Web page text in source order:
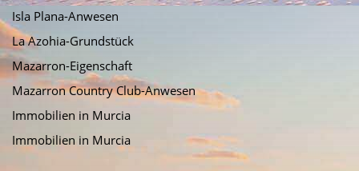
Isla Plana-Anwesen
La Azohia-Grundstück
Mazarron-Eigenschaft
Mazarron Country Club-Anwesen
Immobilien in Murcia
Immobilien in Murcia